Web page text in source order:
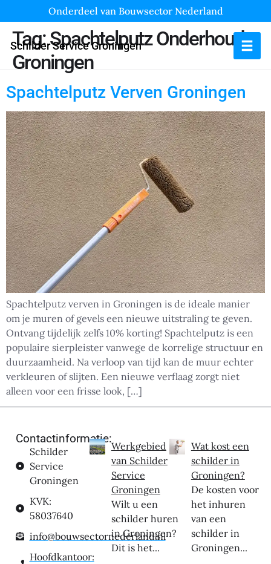
Onderdeel van Bouwsector Nederland
Schilder Service Groningen
Tag:Spachtelputz Onderhoud
Groningen
Spachtelputz Verven Groningen
Spachtelputz verven in Groningen is de ideale manier
om je muren of gevels een nieuwe uitstraling te geven.
Ontvang tijdelijk zelfs 10% korting! Spachtelputz is een
populaire sierpleister vanwege de korrelige structuur en
duurzaamheid. Na verloop van tijd kan de muur echter
verkleuren of slijten. Een nieuwe verflaag zorgt niet
alleen voor een frisse look, […]
Contactinformatie:
Schilder
Service
Groningen
KVK:
58037640
info@bouwsectornederland.nl
Hoofdkantoor:
Werkgebied
van Schilder
Service
Groningen
Wilt u een
schilder huren
in Groningen?
Dit is het...
Wat kost een
schilder in
Groningen?
De kosten voor
het inhuren
van een
schilder in
Groningen...